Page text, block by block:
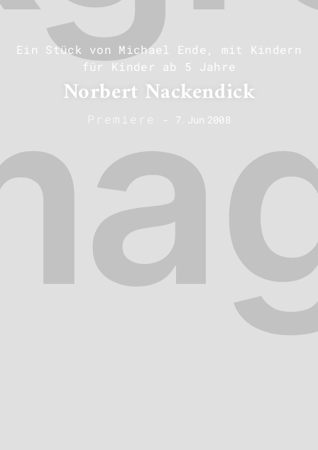
Ein Stück von Michael Ende, mit Kindern
für Kinder ab 5 Jahre
Norbert Nackendick
Premiere - 7. Jun 2008